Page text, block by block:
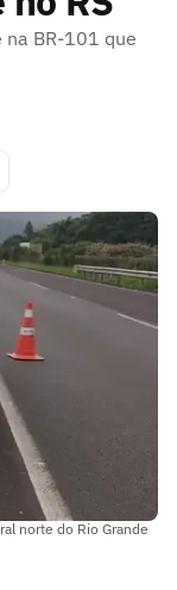
BR-101 que
norte do Rio Grande